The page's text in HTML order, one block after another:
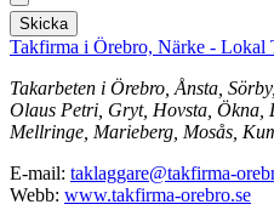
Skicka
Takfirma i Örebro, Närke - Lokal
Takarbeten i Örebro, Ånsta,
Olaus Petri, Gryt, Hovsta, Ökna,
Mellringe, Marieberg, Mosås,
E-mail: taklaggare@takfirma-
Webb: www.takfirma-orebro.se